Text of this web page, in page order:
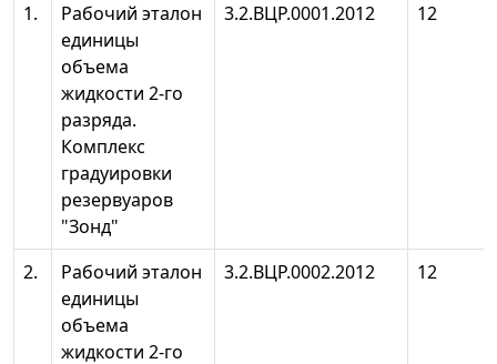
1.
Рабочий эталон
единицы
объема
жидкости 2-го
разряда.
Комплекс
градуировки
резервуаров
"Зонд"
3.2.ВЦР.0001.2012 12
2.
Рабочий эталон
единицы
объема
жидкости 2-го
3.2.ВЦР.0002.2012 12